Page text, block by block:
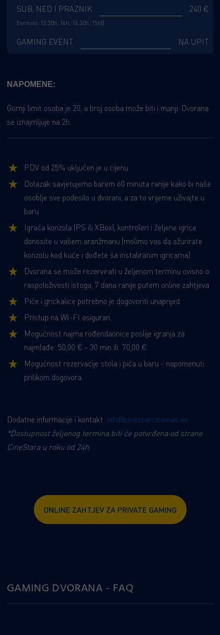
SUB, NED I PRAZNIK 240 €
(termini: 13:30h, 14h, 14:30h, 15h))
GAMING EVENT NA UPIT
NAPOMENE:
Gornji limit osoba je 20, a broj osoba može biti i manji. Dvorana
se iznajmljuje na 2h.
PDV od 25% uključen je u cijenu
Dolazak savjetujemo barem 60 minuta ranije kako bi naše
osoblje sve podesilo u dvorani, a za to vrijeme uživajte u
baru
Igraća konzola (PS ili XBox), kontroleri i željene igrice
donosite u vašem aranžmanu (molimo vas da ažurirate
konzolu kod kuće i dođete sa instaliranim igricama)
Dvorana se može rezervirati u željenom terminu ovisno o
raspoloživosti istoga, 7 dana ranije putem online zahtjeva
Piće i grickalice potrebno je dogovoriti unaprijed.
Pristup na WI-FI osiguran.
Mogućnost najma rođendaonice poslije igranja za
najmlađe: 50,00 € - 30 min ili 70,00 €
Mogućnost rezervacije stola i pića u baru - napomenuti
prilikom dogovora.
Dodatne informacije i kontakt: info@cinestarcinemas.eu
*Dostupnost željenog termina biti će potvrđena od strane
CineStara u roku od 24h.
ONLINE ZAHTJEV ZA PRIVATE GAMING
GAMING DVORANA - FAQ